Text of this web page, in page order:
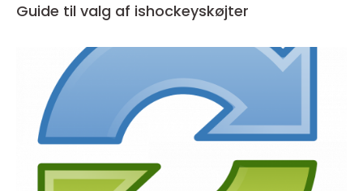
Guide til valg af ishockeyskøjter